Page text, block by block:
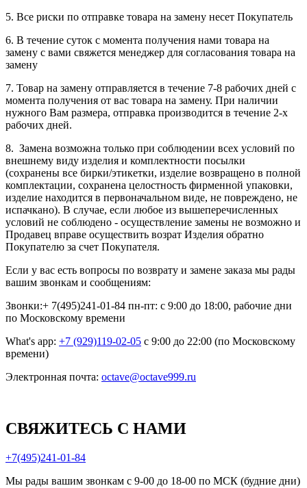
5. Все риски по отправке товара на замену несет Покупатель
6. В течение суток с момента получения нами товара на
замену с вами свяжется менеджер для согласования товара на
замену
7. Товар на замену отправляется в течение 7-8 рабочих дней с
момента получения от вас товара на замену. При наличии
нужного Вам размера, отправка производится в течение 2-х
рабочих дней.
8. Замена возможна только при соблюдении всех условий по
внешнему виду изделия и комплектности посылки
(сохранены все бирки/этикетки, изделие возвращено в полной
комплектации, сохранена целостность фирменной упаковки,
изделие находится в первоначальном виде, не повреждено, не
испачкано). В случае, если любое из вышеперечисленных
условий не соблюдено - осуществление замены не возможно и
Продавец вправе осуществить возрат Изделия обратно
Покупателю за счет Покупателя.
Если у вас есть вопросы по возврату и замене заказа мы рады
вашим звонкам и сообщениям:
Звонки:+ 7(495)241-01-84 пн-пт: с 9:00 до 18:00, рабочие дни
по Московскому времени
What's app: +7 (929)119-02-05 с 9:00 до 22:00 (по Московскому
времени)
Электронная почта: octave@octave999.ru
СВЯЖИТЕСЬ С НАМИ
+7(495)241-01-84
Мы рады вашим звонкам с 9-00 до 18-00 по МСК (будние дни)